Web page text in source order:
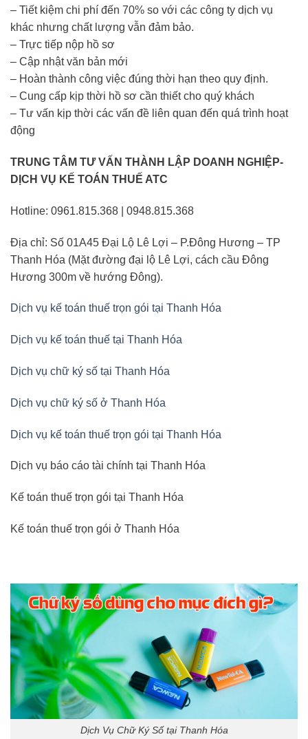
– Tiết kiệm chi phí đến 70% so với các công ty dịch vụ
khác nhưng chất lượng vẫn đảm bảo.
– Trực tiếp nộp hồ sơ
– Cập nhật văn bản mới
– Hoàn thành công việc đúng thời hạn theo quy định.
– Cung cấp kịp thời hồ sơ cần thiết cho quý khách
– Tư vấn kịp thời các vấn đề liên quan đến quá trình hoạt
động
TRUNG TÂM TƯ VẤN THÀNH LẬP DOANH NGHIỆP-
DỊCH VỤ KẾ TOÁN THUẾ ATC
Hotline: 0961.815.368 | 0948.815.368
Địa chỉ: Số 01A45 Đại Lộ Lê Lợi – P.Đông Hương – TP
Thanh Hóa (Mặt đường đại lộ Lê Lợi, cách cầu Đông
Hương 300m về hướng Đông).
Dịch vụ kế toán thuế trọn gói tại Thanh Hóa
Dịch vụ kế toán thuế tại Thanh Hóa
Dịch vụ chữ ký số tại Thanh Hóa
Dịch vụ chữ ký số ở Thanh Hóa
Dịch vụ kế toán thuế trọn gói tại Thanh Hóa
Dịch vụ báo cáo tài chính tại Thanh Hóa
Kế toán thuế trọn gói tại Thanh Hóa
Kế toán thuế trọn gói ở Thanh Hóa
Dịch Vụ Chữ Ký Số tại Thanh Hóa